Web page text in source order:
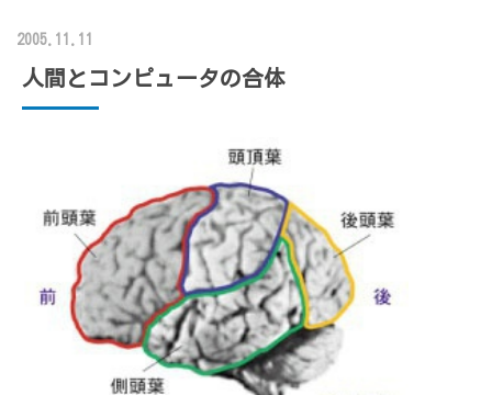
2005.11.11
人間とコンピュータの合体